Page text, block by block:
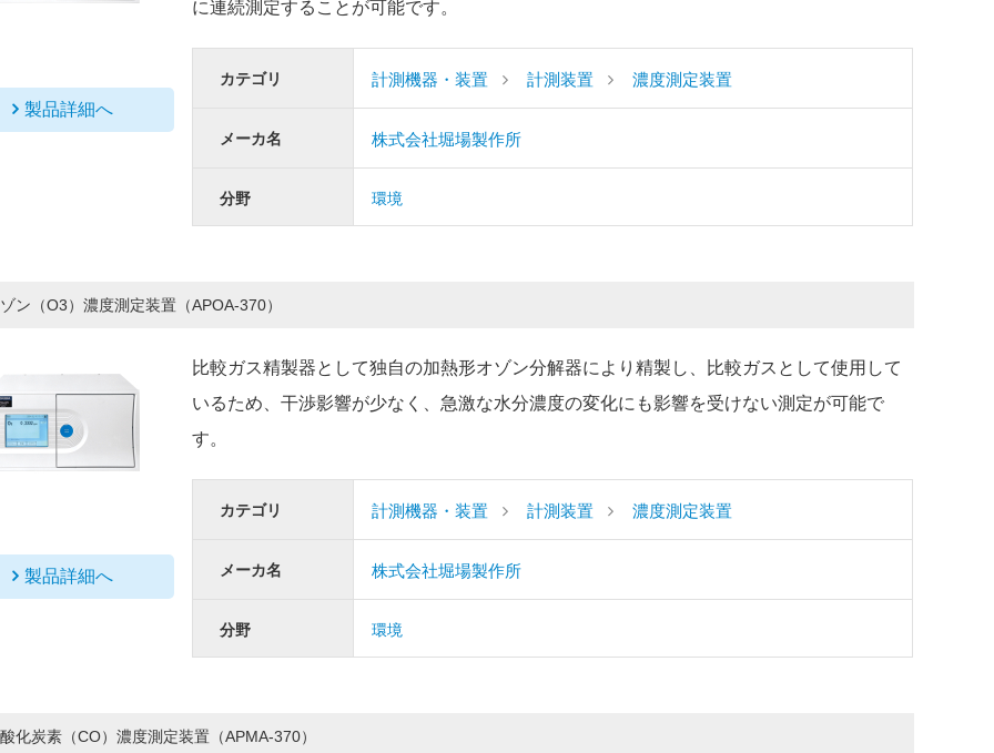
製品詳細へ
に連続測定することが可能です。
カテゴリ 計測機器・装置 計測装置 濃度測定装置
メーカ名 株式会社堀場製作所
分野 環境
ン（O3）濃度測定装置（APOA-370）
製品詳細へ
比較ガス精製器として独自の加熱形オゾン分解器により精製し、比較ガスとして使用して
いるため、干渉影響が少なく、急激な水分濃度の変化にも影響を受けない測定が可能で
す。
カテゴリ 計測機器・装置 計測装置 濃度測定装置
メーカ名 株式会社堀場製作所
分野 環境
化炭素（CO）濃度測定装置（APMA-370）